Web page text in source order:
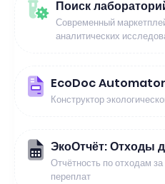
Поиск
Современный
аналитических
EcoDoc Automator
Конструктор
ЭкоОтчёт: Отходы
Отчётность по отходам
переплат